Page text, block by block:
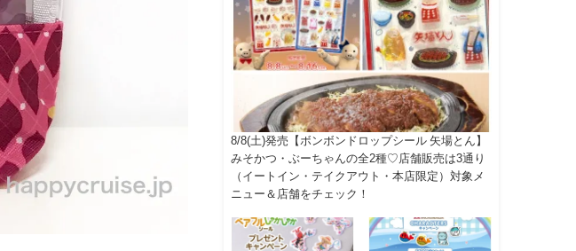
8/8(土)発売【ボンボンドロップシール 矢場とん】
みそかつ・ぶーちゃんの全2種♡店舗販売は3通り
（イートイン・テイクアウト・本店限定）対象メ
ニュー＆店舗をチェック！